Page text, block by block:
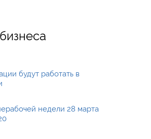
будут работать в
недели 28 марта